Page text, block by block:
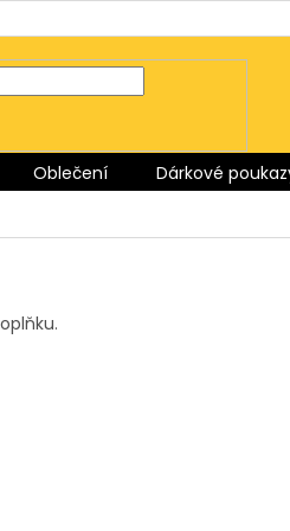
Oblečení Dárkové